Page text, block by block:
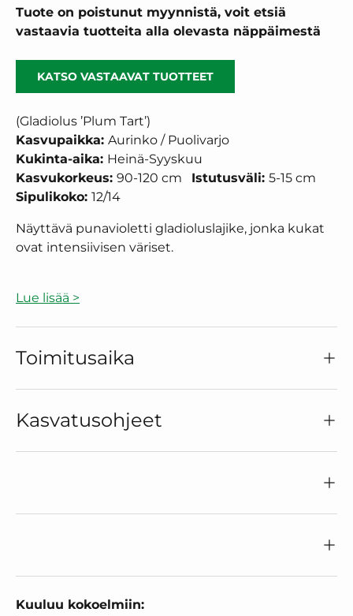
Tuote on poistunut myynnistä, voit etsiä
vastaavia tuotteita alla olevasta näppäimestä
KATSO VASTAAVAT TUOTTEET
(Gladiolus ’Plum Tart’)
Kasvupaikka: Aurinko / Puolivarjo
Kukinta-aika: Heinä-Syyskuu
Kasvukorkeus: 90-120 cm Istutusväli: 5-15 cm
Sipulikoko: 12/14
Näyttävä punavioletti gladioluslajike, jonka kukat
ovat intensiivisen väriset.
Lue lisää >
Toimitusaika
Kasvatusohjeet
Kuuluu kokoelmiin: